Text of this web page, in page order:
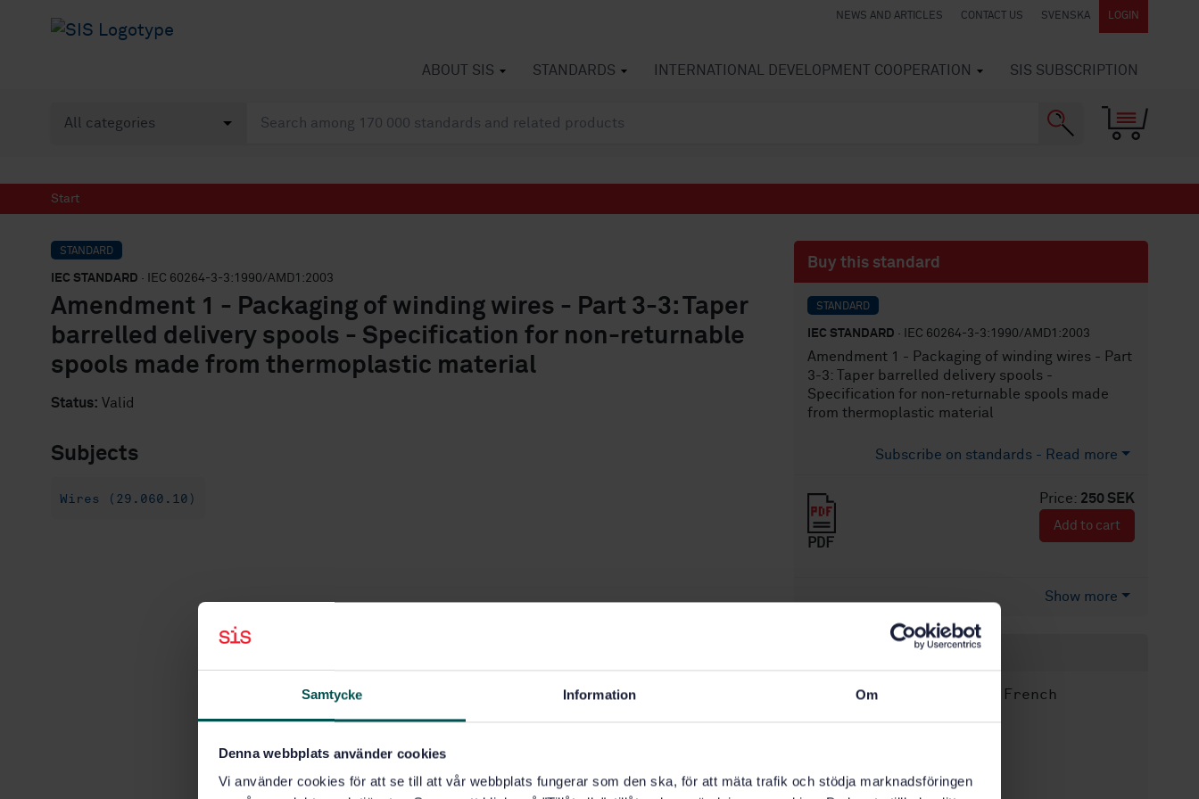
Samtycke Information Om
Denna webbplats använder cookies
Vi använder cookies för att se till att vår webbplats fungerar som den ska, för att mäta trafik och stödja marknadsföringen
NEWS AND ARTICLES CONTACT US SVENSKA LOGIN
ABOUT SIS STANDARDS INTERNATIONAL DEVELOPMENT COOPERATION SIS SUBSCRIPTION
Start
STANDARD
IEC STANDARD · IEC 60264-3-3:1990/AMD1:2003
Amendment 1 - Packaging of winding wires - Part 3-3: Taper
barrelled delivery spools - Specification for non-returnable
spools made from thermoplastic material
Status: Valid
Subjects
Wires (29.060.10)
Buy this standard
STANDARD
IEC STANDARD · IEC 60264-3-3:1990/AMD1:2003
Amendment 1 - Packaging of winding wires - Part
3-3: Taper barrelled delivery spools -
Specification for non-returnable spools made
from thermoplastic material
Subscribe on standards - Read more
Price: 250 SEK
PDF
Add to cart
Show more
Product information
Language: French
Written by:IEC
STD-566405